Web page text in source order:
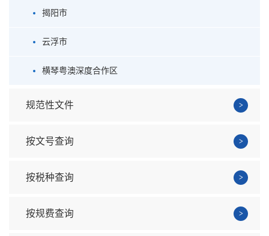
揭阳市
云浮市
横琴粤澳深度合作区
规范性文件
按文号查询
按税种查询
按规费查询